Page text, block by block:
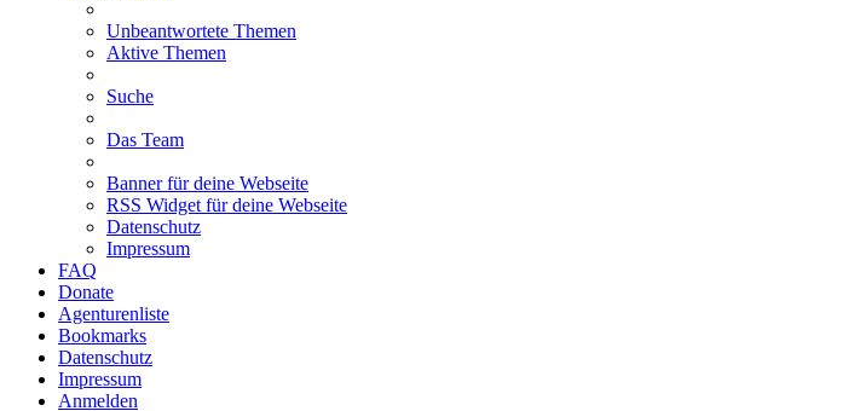
Unbeantwortete Themen
Aktive Themen
Suche
Das Team
Banner für deine Webseite
RSS Widget für deine Webseite
Datenschutz
Impressum
FAQ
Donate
Agenturenliste
Bookmarks
Datenschutz
Impressum
Anmelden